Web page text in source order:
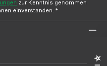
zur Kenntnis genommen
einverstanden.*